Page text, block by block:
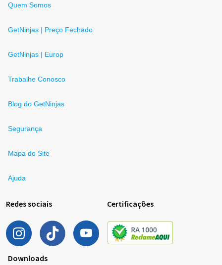
Quem Somos
GetNinjas | Preço Fechado
GetNinjas | Europ
Trabalhe Conosco
Blog do GetNinjas
Segurança
Mapa do Site
Ajuda
Redes sociais Certificações
Downloads